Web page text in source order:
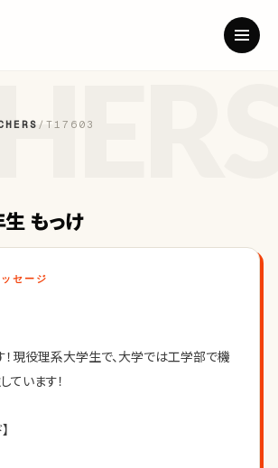
/ T17603
もっけ
セージ
！現役理系大学生で、大学では工学部で機
ています！